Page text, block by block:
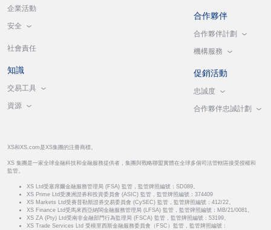
企業活動
安全
社會責任
知識
交易工具
資源
合作夥伴
合作夥伴計劃
機構服務
促銷活動
忠誠度
合作夥伴忠誠計劃
XS和XS.com是XS集團的注冊商標。
XS 集團是一家全球金融科技和金融服務提供者，集團與戰略聯盟實體在全球多個司法管轄區接受授權和
監管。
XS Ltd受塞席爾金融服務管理局 (FSA) 監管，監管牌照編號：SD089。
XS Prime Ltd受澳洲證券和投資委員會 (ASIC) 監管，監管牌照編號：374409
XS Markets Ltd受賽普勒斯證券交易委員會 (CySEC) 監管，監管牌照編號：412/22。
XS Finance Ltd受馬來西亞納閩金融服務管理局 (LFSA) 監管，監管牌照編號：MB/21/0081。
XS ZA (Pty) Ltd受南非金融部門行為監理局 (FSCA) 監管，監管牌照編號：53199。
XS Trade Services Ltd 受模里西斯金融服務委員會（FSC）監管，監管牌照編號：